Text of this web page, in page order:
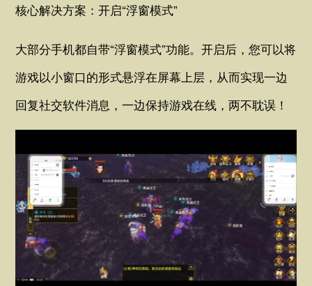
核心解决方案：开启“浮窗模式”
大部分手机都自带“浮窗模式”功能。开启后，您可以将
游戏以小窗口的形式悬浮在屏幕上层，从而实现一边
回复社交软件消息，一边保持游戏在线，两不耽误！